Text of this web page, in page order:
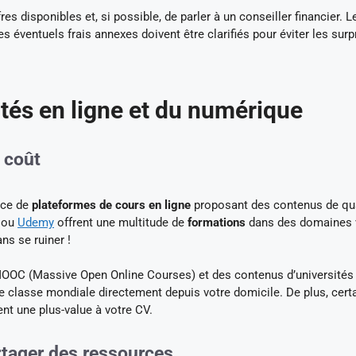
disponibles et, si possible, de parler à un conseiller financier.
éventuels frais annexes doivent être clarifiés pour éviter les
en ligne et du numérique
coût
de plateformes de cours en ligne proposant des contenus de
Udemy offrent une multitude de formations dans des domaines
se ruiner !
(Massive Open Online Courses) et des contenus d’universités
classe mondiale directement depuis votre domicile. De plus,
une plus-value à votre CV.